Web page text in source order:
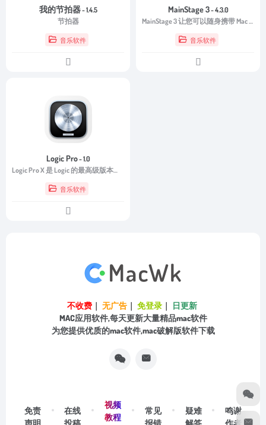
我的节拍器- 1.4.5
节拍器
音乐软件
MainStage 3- 4.3.0
MainStage 3 让您可以随身携带 Mac 上舞台。
音乐软件
Logic Pro- 1.0
Logic Pro X 是 Logic 的最高级版本。现代界面中内置了用于专业音乐制作、音频处理和混音的强大工具，无论您身在何处，都能快速获得高质量结果且易于使用。Logic Pro X 包含大量乐器、效果和循环 - 创作出色作品所需的一切。
音乐软件
不收费 ｜ 无广告 ｜ 免登录 ｜
日更新
MAC应用软件,每天更新大量精品mac软件
为您提供优质的mac软件,mac破解版软件下载
免责
声明
在线
投稿
视频
教程
常见
报错
疑难
解答
鸣谢
作者